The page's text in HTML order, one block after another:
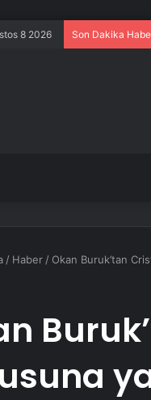
8 2026 Son Dakika
/ Haber / Okan Buruk’tan